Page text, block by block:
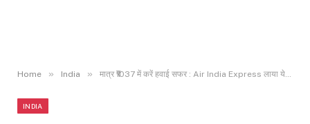
Home » India » मात्र ₹1037 में करें हवाई सफर : Air India Express लाया ये धमाकेदार ऑफर! जल्दी बुक करें टिकट…
INDIA